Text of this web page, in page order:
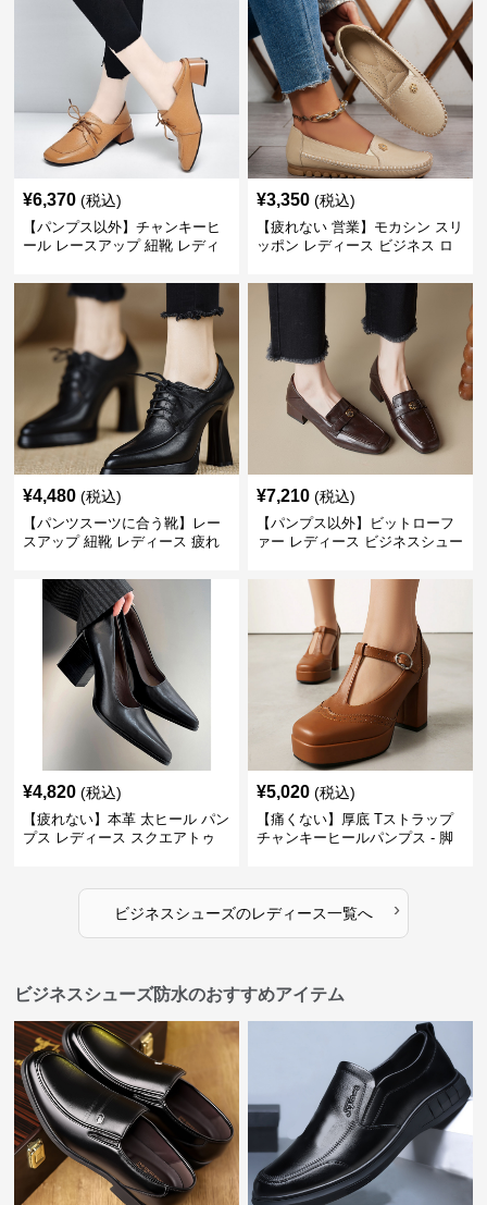
¥6,370 (税込)
【パンプス以外】チャンキーヒ
ール レースアップ 紐靴 レディ
ーツ スクエアトゥ 歩きやすい
¥3,350 (税込)
【疲れない 営業】モカシン スリ
ッポン レディース ビジネス ロ
ジュアル パンプス以外
¥4,480 (税込)
【パンツスーツに合う靴】レー
スアップ 紐靴 レディース 疲れ
ビジネスシューズ
¥7,210 (税込)
【パンプス以外】ビットローフ
ァー レディース ビジネスシュー
トゥ 疲れない スーツ
¥4,820 (税込)
【疲れない】本革 太ヒール パン
プス レディース スクエアトゥ
¥5,020 (税込)
【痛くない】厚底 Tストラップ
チャンキーヒールパンプス - 脚
ビジネスシューズのレディース一覧へ ›
ビジネスシューズ防水のおすすめアイテム